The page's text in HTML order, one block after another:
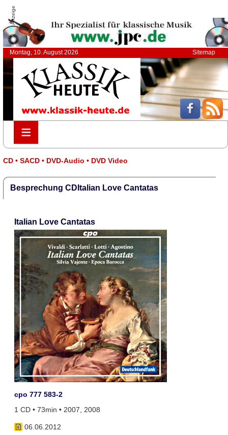
Anzeige
Montag, 10. August 2026 Sitemap
≡
≡
CD • SACD • DVD-Audio • DVD Video
Besprechung CDItalian Love Cantatas
Italian Love Cantatas
cpo 777 583-2
1 CD • 73min • 2007, 2008
06.06.2012